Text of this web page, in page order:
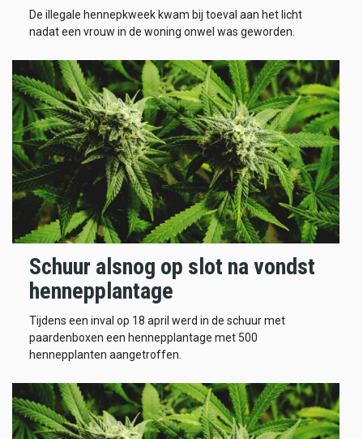
De illegale hennepkweek kwam bij toeval aan het licht
nadat een vrouw in de woning onwel was geworden.
Schuur alsnog op slot na vondst
hennepplantage
Tijdens een inval op 18 april werd in de schuur met
paardenboxen een hennepplantage met 500
hennepplanten aangetroffen.